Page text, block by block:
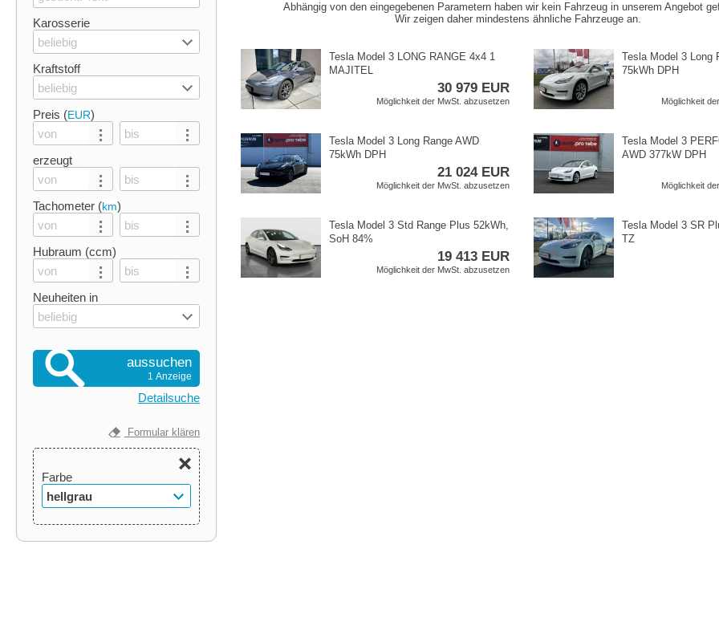
Karosserie
beliebig
Kraftstoff
beliebig
Preis (EUR)
erzeugt
Tachometer (km)
Hubraum (ccm)
Neuheiten in
beliebig
aussuchen
1 Anzeige
Detailsuche
Formular klären
Farbe
hellgrau
Abhängig von den eingegebenen Parametern haben wir kein Fahrzeug in unserem Angebot
Wir zeigen daher mindestens ähnliche Fahrzeuge an.
Tesla Model 3 LONG RANGE 4x4 1
MAJITEL
30 979 EUR
Möglichkeit der MwSt. abzusetzen
Tesla Model 3 Long
75kWh DPH
Möglichkeit
Tesla Model 3 Long Range AWD
75kWh DPH
21 024 EUR
Möglichkeit der MwSt. abzusetzen
Tesla Model 3
AWD 377kW DPH
Möglichkeit
Tesla Model 3 Std Range Plus 52kWh,​
SoH 84%
19 413 EUR
Möglichkeit der MwSt. abzusetzen
Tesla Model 3 SR
TZ